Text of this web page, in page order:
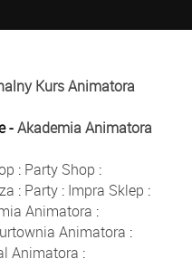
Kurs Animatora
-Akademia Animatora
: Party Shop :
: Party : Impra Sklep :
Animatora :
Animatora :
Animatora :